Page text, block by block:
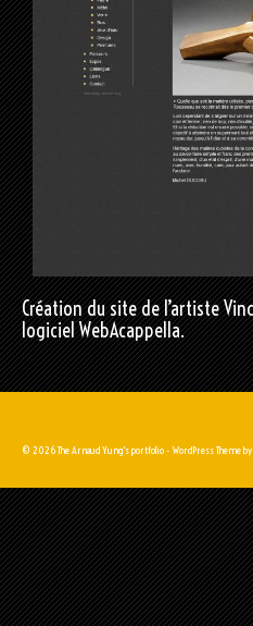
Création du site de l’artiste
logiciel WebAcappella.
© 2026 The Arnaud Yung's portfolio - WordPress Theme by